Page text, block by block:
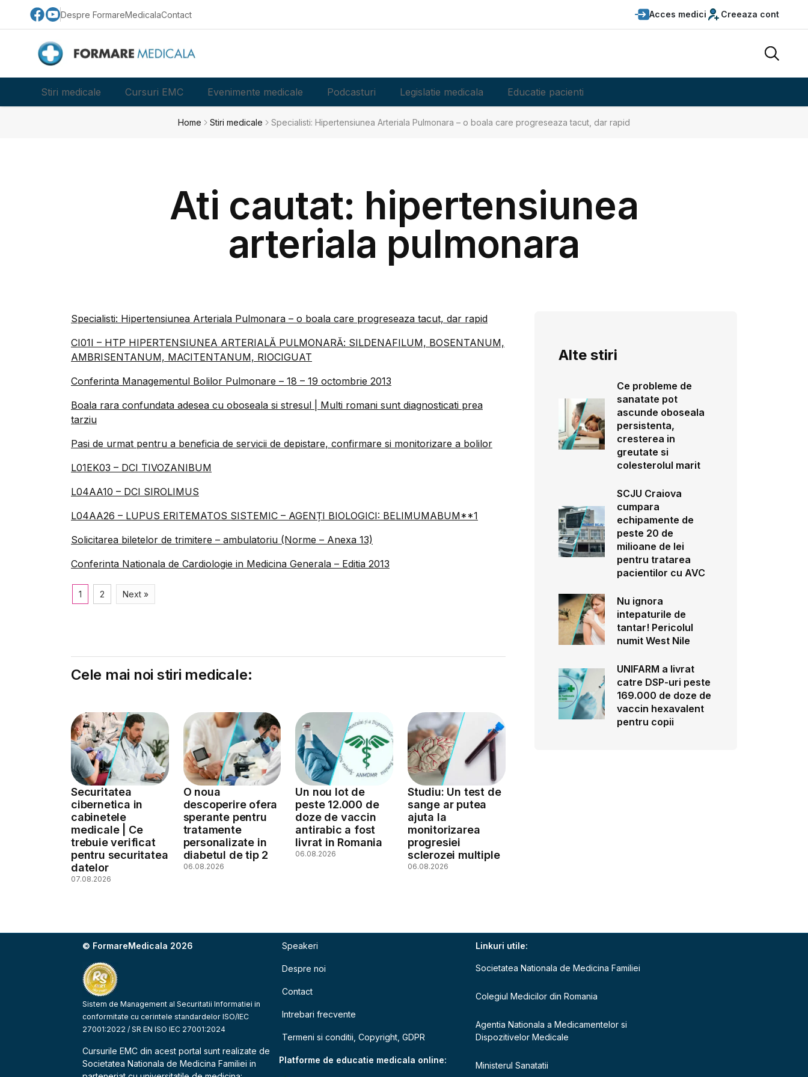
Despre FormareMedicalaContact Acces medici Creeaza cont
Stiri medicale Cursuri EMC Evenimente medicale Podcasturi Legislatie medicala Educatie pacienti
Home Stiri medicale Specialisti: Hipertensiunea Arteriala Pulmonara – o boala care progreseaza tacut, dar rapid
Ati cautat: hipertensiunea
arteriala pulmonara
Specialisti: Hipertensiunea Arteriala Pulmonara – o boala care progreseaza tacut, dar rapid
CI01I – HTP HIPERTENSIUNEA ARTERIALĂ PULMONARĂ: SILDENAFILUM, BOSENTANUM,
AMBRISENTANUM, MACITENTANUM, RIOCIGUAT
Conferinta Managementul Bolilor Pulmonare – 18 – 19 octombrie 2013
Boala rara confundata adesea cu oboseala si stresul | Multi romani sunt diagnosticati prea
tarziu
Pasi de urmat pentru a beneficia de servicii de depistare, confirmare si monitorizare a bolilor
L01EK03 – DCI TIVOZANIBUM
L04AA10 – DCI SIROLIMUS
L04AA26 – LUPUS ERITEMATOS SISTEMIC – AGENȚI BIOLOGICI: BELIMUMABUM**1
Solicitarea biletelor de trimitere – ambulatoriu (Norme – Anexa 13)
Conferinta Nationala de Cardiologie in Medicina Generala – Editia 2013
1 2 Next »
Cele mai noi stiri medicale:
Securitatea
cibernetica in
cabinetele
medicale | Ce
trebuie verificat
pentru securitatea
datelor
07.08.2026
O noua
descoperire ofera
sperante pentru
tratamente
personalizate in
diabetul de tip 2
06.08.2026
Un nou lot de
peste 12.000 de
doze de vaccin
antirabic a fost
livrat in Romania
06.08.2026
Studiu: Un test de
sange ar putea
ajuta la
monitorizarea
progresiei
sclerozei multiple
06.08.2026
Alte stiri
Ce probleme de
sanatate pot
ascunde oboseala
persistenta,
cresterea in
greutate si
colesterolul marit
SCJU Craiova
cumpara
echipamente de
peste 20 de
milioane de lei
pentru tratarea
pacientilor cu AVC
Nu ignora
intepaturile de
tantar! Pericolul
numit West Nile
UNIFARM a livrat
catre DSP-uri peste
169.000 de doze de
vaccin hexavalent
pentru copii
© FormareMedicala 2026
Sistem de Management al Securitatii Informatiei in
conformitate cu cerintele standardelor ISO/IEC
27001:2022 / SR EN ISO IEC 27001:2024
Cursurile EMC din acest portal sunt realizate de
Societatea Nationala de Medicina Familiei in
Speakeri
Despre noi
Contact
Intrebari frecvente
Termeni si conditii, Copyright, GDPR
Platforme de educatie medicala online:
Linkuri utile:
Societatea Nationala de Medicina Familiei
Colegiul Medicilor din Romania
Agentia Nationala a Medicamentelor si
Dispozitivelor Medicale
Ministerul Sanatatii